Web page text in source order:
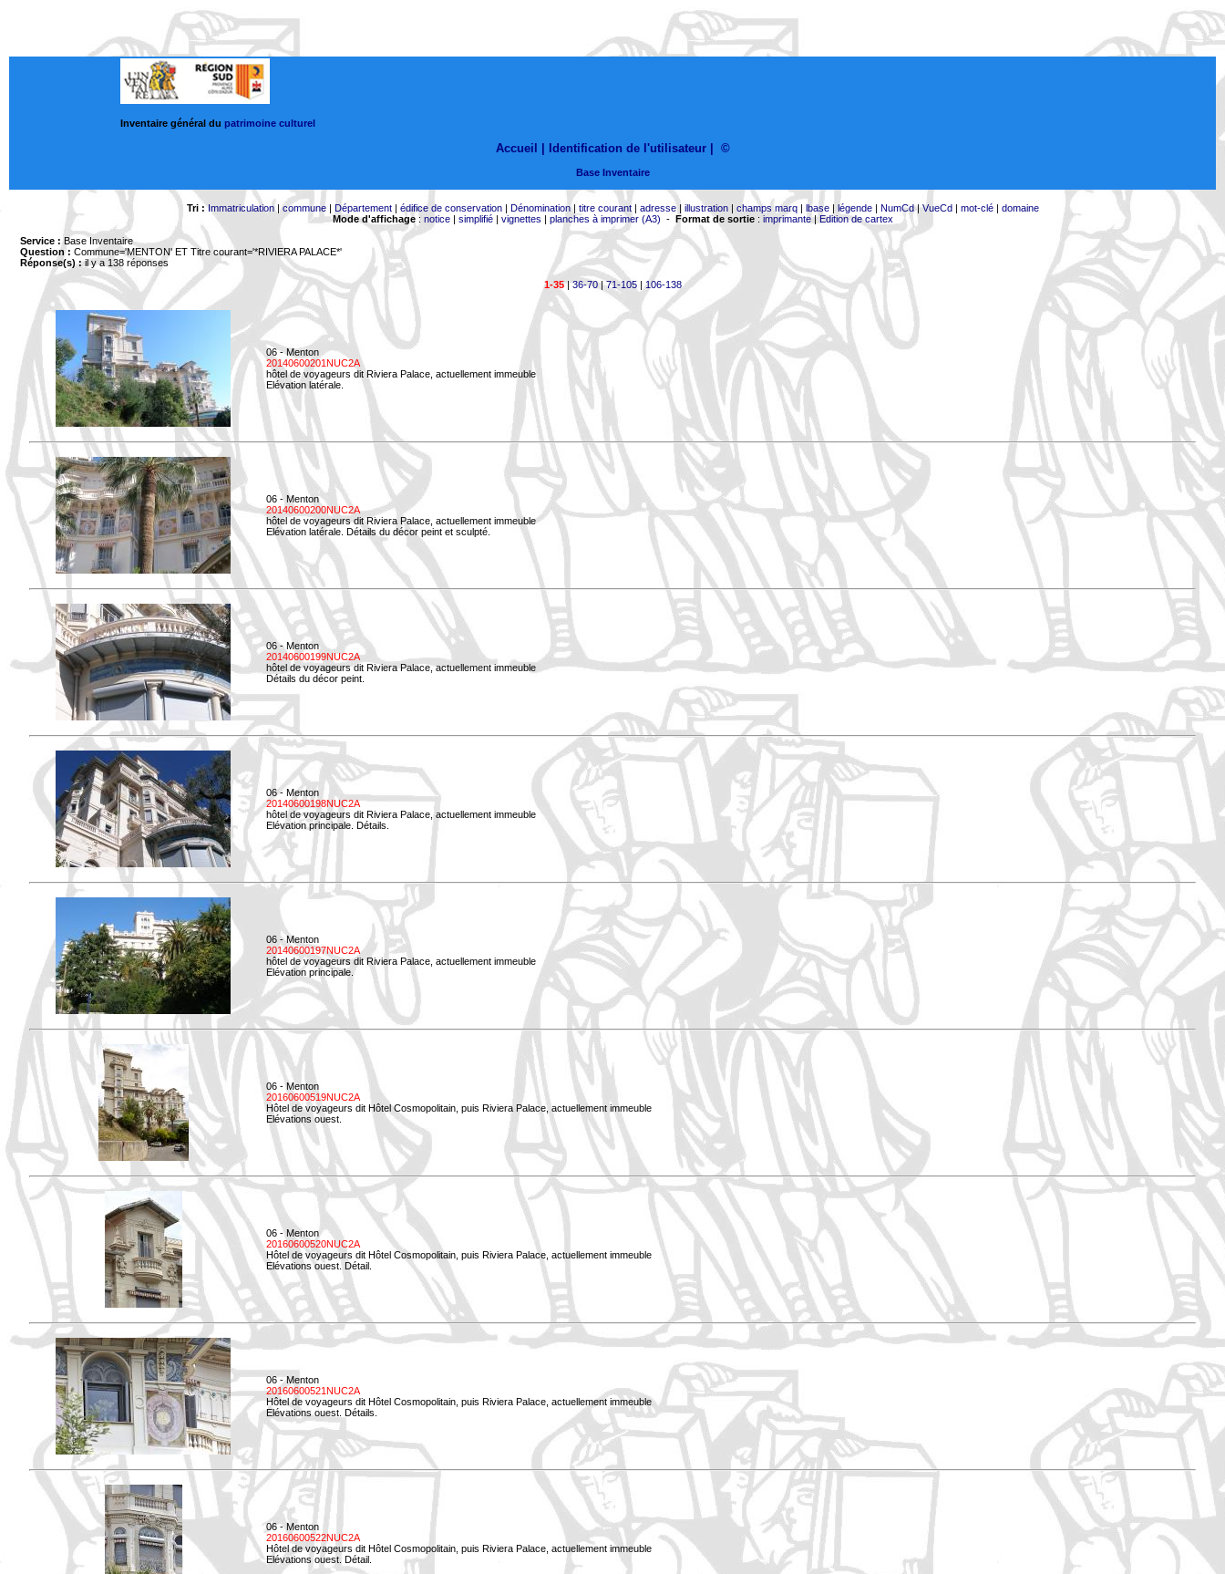
Inventaire général du patrimoine culturel
Accueil | Identification de l'utilisateur ©
Base Inventaire
Tri : Immatriculation|commune| Département| édifice de conservation| Dénomination| titre courant| adresse| illustration| champs marq| lbase| légende| NumCd|VueCd| mot-clé| domaine
Mode d'affichage: notice| simplifié| vignettes | planches à imprimer (A3) - Format de sortie: imprimante|Edition de cartex
Service : Base Inventaire
Question : Commune='MENTON' ET Titre courant='*RIVIERA PALACE*'
Réponse(s) :il y a 138 réponses
1-35|36-70|71-105| 106-138
06 - Menton
20140600201NUC2A
hôtel de voyageurs dit Riviera Palace, actuellement immeuble
Elévation latérale.
06 - Menton
20140600200NUC2A
hôtel de voyageurs dit Riviera Palace, actuellement immeuble
Elévation latérale. Détails du décor peint et sculpté.
06 - Menton
20140600199NUC2A
hôtel de voyageurs dit Riviera Palace, actuellement immeuble
Détails du décor peint.
06 - Menton
20140600198NUC2A
hôtel de voyageurs dit Riviera Palace, actuellement immeuble
Elévation principale. Détails.
06 - Menton
20140600197NUC2A
hôtel de voyageurs dit Riviera Palace, actuellement immeuble
Elévation principale.
06 - Menton
20160600519NUC2A
Hôtel de voyageurs dit Hôtel Cosmopolitain, puis Riviera Palace, actuellement immeuble
Elévations ouest.
06 - Menton
20160600520NUC2A
Hôtel de voyageurs dit Hôtel Cosmopolitain, puis Riviera Palace, actuellement immeuble
Elévations ouest. Détail.
06 - Menton
20160600521NUC2A
Hôtel de voyageurs dit Hôtel Cosmopolitain, puis Riviera Palace, actuellement immeuble
Elévations ouest. Détails.
06 - Menton
20160600522NUC2A
Hôtel de voyageurs dit Hôtel Cosmopolitain, puis Riviera Palace, actuellement immeuble
Elévations ouest. Détail.